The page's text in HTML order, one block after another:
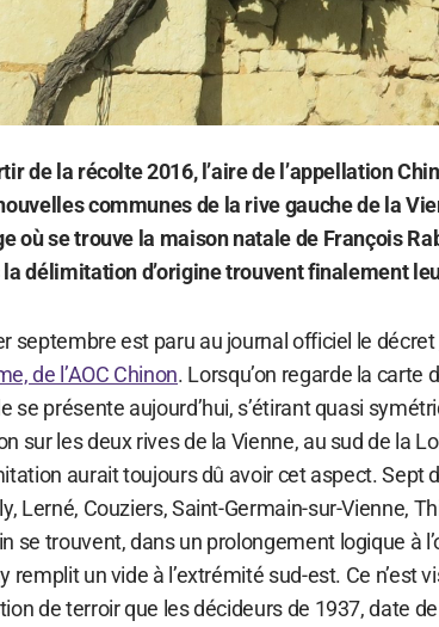
de la récolte 2016, l’aire de l’appellation
communes de la rive gauche de la
où se trouve la maison natale de François
la délimitation d’origine trouvent finalement
septembre est paru au journal officiel le décret
de l’AOC Chinon. Lorsqu’on regarde la carte
se présente aujourd’hui, s’étirant quasi
sur les deux rives de la Vienne, au sud de la
aurait toujours dû avoir cet aspect. Sept
Lerné, Couziers, Saint-Germain-sur-Vienne,
se trouvent, dans un prolongement logique à
remplit un vide à l’extrémité sud-est. Ce n’est
de terroir que les décideurs de 1937, date de